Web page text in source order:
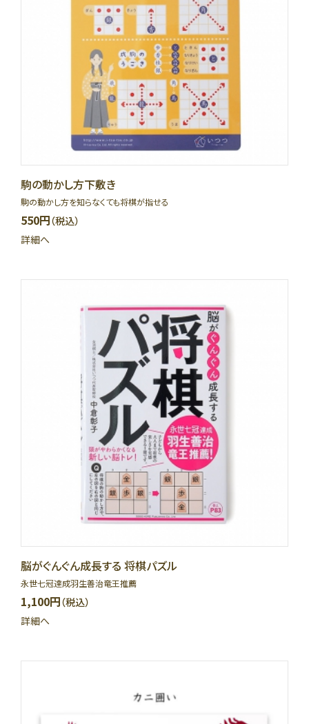
駒の動かし方下敷き
駒の動かし方を知らなくても将棋が指せる
550円（税込）
詳細へ
脳がぐんぐん成長する 将棋パズル
永世七冠達成羽生善治竜王推薦
1,100円（税込）
詳細へ